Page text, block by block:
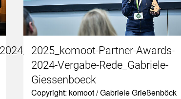
2025_komoot-Partner-Awards-
2024-Vergabe-Rede_Gabriele-
Giessenboeck
Copyright: komoot / Gabriele Grießenböck